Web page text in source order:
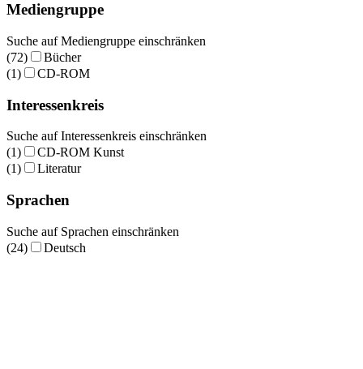
Mediengruppe
Suche auf Mediengruppe einschränken
(72)
Bücher
(1)
CD-ROM
Interessenkreis
Suche auf Interessenkreis einschränken
(1)
CD-ROM Kunst
(1)
Literatur
Sprachen
Suche auf Sprachen einschränken
(24)
Deutsch